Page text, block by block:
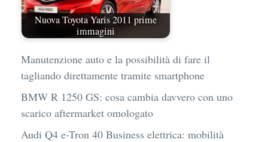
Nuova Toyota Yaris 2011 prime
immagini
Manutenzione auto e la possibilità di fare il
tagliando direttamente tramite smartphone
BMW R 1250 GS: cosa cambia davvero con uno
scarico aftermarket omologato
Audi Q4 e-Tron 40 Business elettrica: mobilità